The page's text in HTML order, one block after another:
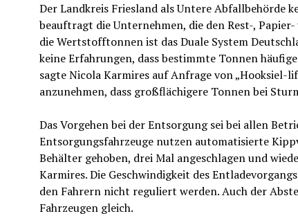
Der Landkreis Friesland als Untere Abfallbehörde
beauftragt die Unternehmen, die den Rest-,
die Wertstofftonnen ist das Duale System
keine Erfahrungen, dass bestimmte Tonnen
sagte Nicola Karmires auf Anfrage von „Hooksiel-
anzunehmen, dass großflächigere Tonnen bei
Das Vorgehen bei der Entsorgung sei bei allen
Entsorgungsfahrzeuge nutzen automatisierte
Behälter gehoben, drei Mal angeschlagen und
Karmires. Die Geschwindigkeit des
den Fahrern nicht reguliert werden. Auch der
Fahrzeugen gleich.